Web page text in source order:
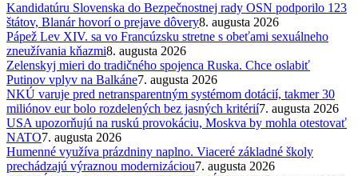
Kandidatúru Slovenska do Bezpečnostnej rady OSN podporilo 123
štátov, Blanár hovorí o prejave dôvery8. augusta 2026
Pápež Lev XIV. sa vo Francúzsku stretne s obeťami sexuálneho
zneužívania kňazmi8. augusta 2026
Zelenskyj mieri do tradičného spojenca Ruska. Chce oslabiť
Putinov vplyv na Balkáne7. augusta 2026
NKÚ varuje pred netransparentným systémom dotácií, takmer 30
miliónov eur bolo rozdelených bez jasných kritérií7. augusta 2026
USA upozorňujú na ruskú provokáciu, Moskva by mohla otestovať
NATO7. augusta 2026
Humenné využíva prázdniny naplno. Viaceré základné školy
prechádzajú výraznou modernizáciou7. augusta 2026